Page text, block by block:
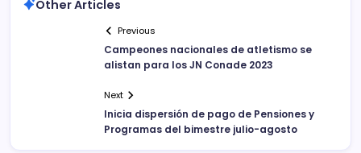
Other Articles
Previous
Campeones nacionales de atletismo se
alistan para los JN Conade 2023
Next
Inicia dispersión de pago de Pensiones y
Programas del bimestre julio-agosto